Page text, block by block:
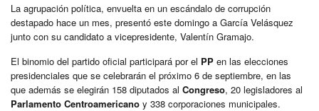
La agrupación política, envuelta en un escándalo de corrupción
destapado hace un mes, presentó este domingo a García Velásquez
junto con su candidato a vicepresidente, Valentín Gramajo.
El binomio del partido oficial participará por el PP en las elecciones
presidenciales que se celebrarán el próximo 6 de septiembre, en las
que además se elegirán 158 diputados al Congreso, 20 legisladores al
Parlamento Centroamericano y 338 corporaciones municipales.